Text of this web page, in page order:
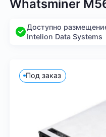
Whatsminer
Доступно
Intelion Data Systems
Под заказ